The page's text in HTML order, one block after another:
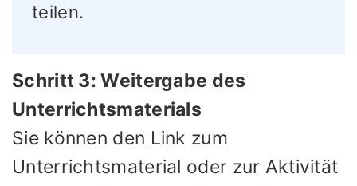
teilen.
Schritt 3: Weitergabe des
Unterrichtsmaterials
Sie können den Link zum
Unterrichtsmaterial oder zur Aktivität